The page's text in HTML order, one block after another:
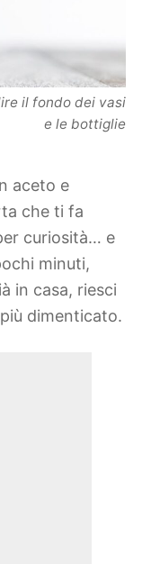
il fondo dei vasi
e le bottiglie
aceto e
che ti fa
curiosità… e
minuti,
in casa, riesci
dimenticato.